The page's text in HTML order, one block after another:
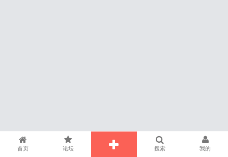
首页 论坛 搜索 我的